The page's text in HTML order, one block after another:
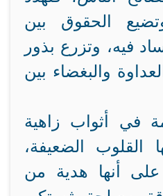
الحقوق بين
فيه، وتزرع بذور
والبغضاء بين
في أثواب زاهية
القلوب الضعيفة،
على أنها هدية من